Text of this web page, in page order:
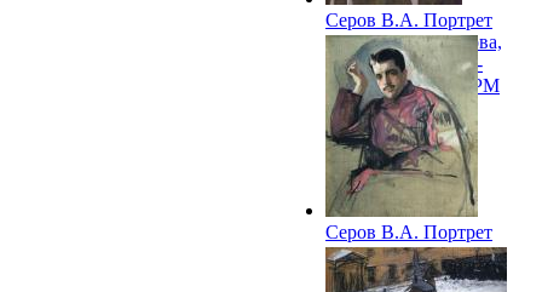
Серов В.А. Портрет
князя Ф.Ф. Юсупова,
графа Сумарокова-
Эльстона. 1903. ГРМ
Серов В.А. Портрет
С.П.Дягилева. 1904.
ГРМ